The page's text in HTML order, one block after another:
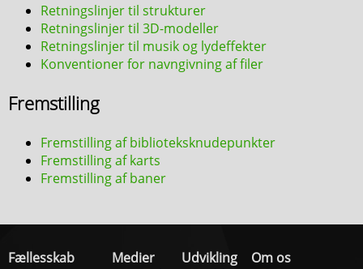
Retningslinjer til strukturer
Retningslinjer til 3D-modeller
Retningslinjer til musik og lydeffekter
Konventioner for navngivning af filer
Fremstilling
Fremstilling af biblioteksknudepunkter
Fremstilling af karts
Fremstilling af baner
Fællesskab
Medier
Udvikling
Om os